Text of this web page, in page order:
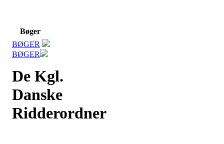
Bøger
BØGER
BØGER
De Kgl.
Danske
Ridderordner